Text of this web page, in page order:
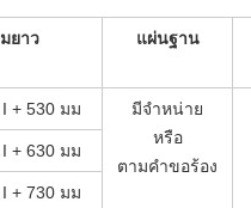
ยาว แผ่นฐาน
+ 530 มม
มีจำหน่าย
หรือ
ตามคำขอร้อง
+ 630 มม
+ 730 มม